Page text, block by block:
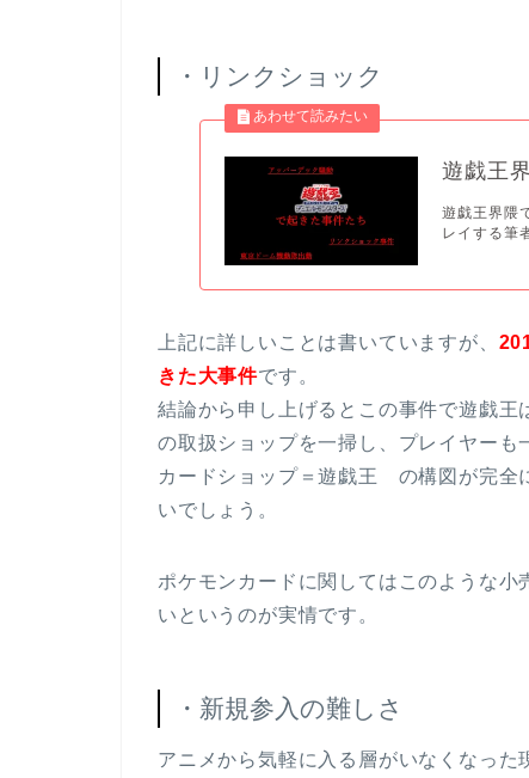
・リンクショック
遊戯王
遊戯王界隈
レイする筆
上記に詳しいことは書いていますが、
きた大事件です。
結論から申し上げるとこの事件で遊戯
の取扱ショップを一掃し、プレイヤーも
カードショップ＝遊戯王 の構図が完全
いでしょう。
ポケモンカードに関してはこのような
いというのが実情です。
・新規参入の難しさ
アニメから気軽に入る層がいなくなっ